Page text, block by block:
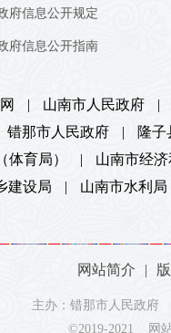
府信息公开规定
府信息公开指南
| 山南市人民政府 |
错那市人民政府 | 隆子
体育局） | 山南市经
建设局 | 山南市水利局
网站简介 |
主办：错那市人民政府
©2019-2021 网